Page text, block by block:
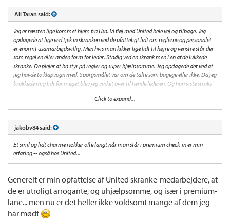
Ali Taran said:
Jeg er næsten lige kommet hjem fra Usa. Vi fløj med United hele vej og tilbage. Jeg
opdagede at lige ved tjek in skranken ved de ufatteligt lidt om reglerne og personalet
er enormt usamarbejdsvillig. Men hvis man kikker lige lidt til højre og venstre står der
som regel en eller anden form for leder. Stadig ved en skrank men i en af de lukkede
skranke. De plejer at ha styr på regler og super hjælpsomme. Jeg opdagede det ved at
jeg havde to klapvogn med. Spørgsmålet var om de talte som bagege eller ikke. Da jeg
brokkede mig lidt for meget blev jeg vinket over til hende lederen. Og hun viste straks
Click to expand...
jakobv84 said:
Et smil og lidt charme rækker ofte langt når man står i premium check-in er min
erfaring -- også hos United...
Generelt er min opfattelse af United skranke-medarbejdere, at
de er utroligt arrogante, og uhjælpsomme, og især i premium-
lane... men nu er det heller ikke voldsomt mange af dem jeg
har mødt